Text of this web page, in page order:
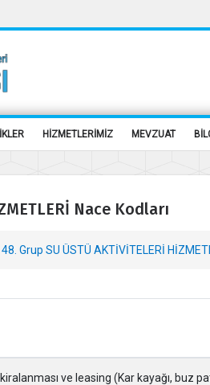
HİZMETLERİMİZ MEVZUAT
Nace Kodları
48. Grup SU ÜSTÜ AKTİVİTELERİ
ve leasing (Kar kayağı, buz